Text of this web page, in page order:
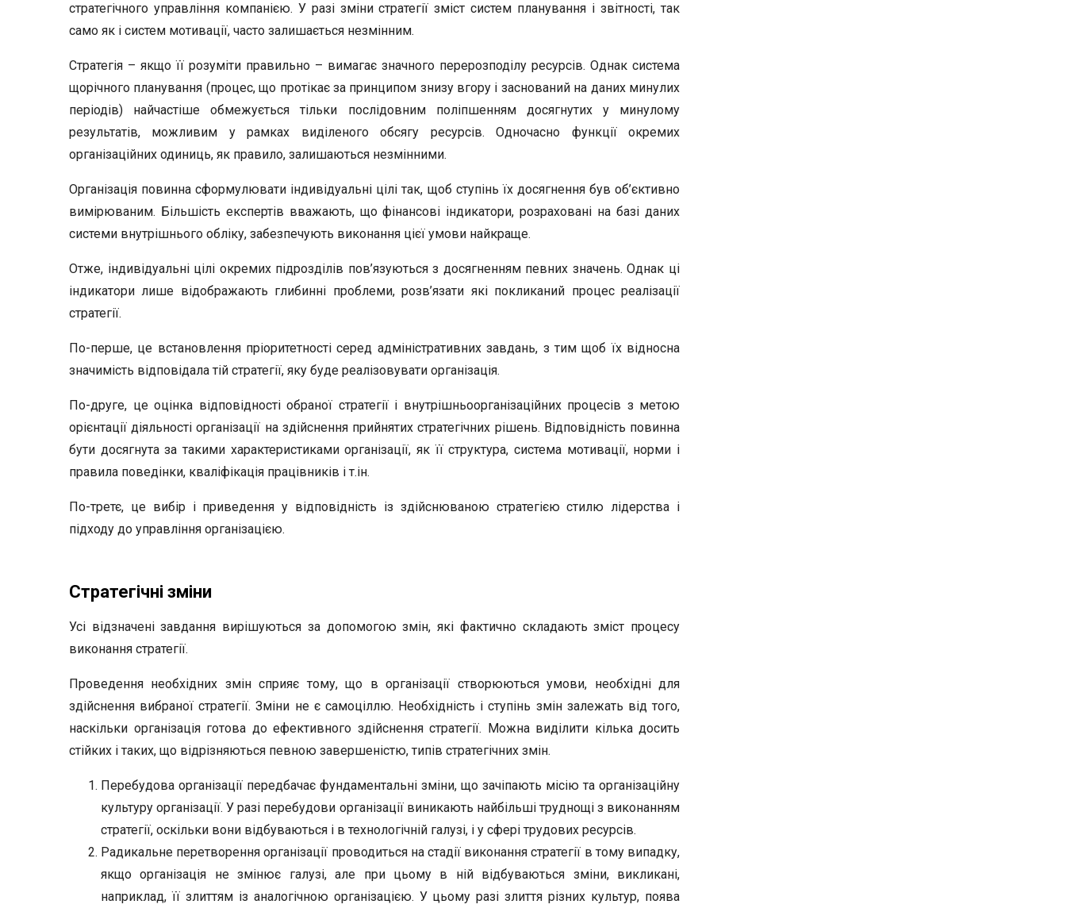
стратегічного управління компанією. У разі зміни стратегії зміст систем планування і звітності, так
само як і систем мотивації, часто залишається незмінним.
Стратегія – якщо її розуміти правильно – вимагає значного перерозподілу ресурсів. Однак система
щорічного планування (процес, що протікає за принципом знизу вгору і заснований на даних минулих
періодів) найчастіше обмежується тільки послідовним поліпшенням досягнутих у минулому
результатів, можливим у рамках виділеного обсягу ресурсів. Одночасно функції окремих
організаційних одиниць, як правило, залишаються незмінними.
Організація повинна сформулювати індивідуальні цілі так, щоб ступінь їх досягнення був об’єктивно
вимірюваним. Більшість експертів вважають, що фінансові індикатори, розраховані на базі даних
системи внутрішнього обліку, забезпечують виконання цієї умови найкраще.
Отже, індивідуальні цілі окремих підрозділів пов’язуються з досягненням певних значень. Однак ці
індикатори лише відображають глибинні проблеми, розв’язати які покликаний процес реалізації
стратегії.
По-перше, це встановлення пріоритетності серед адміністративних завдань, з тим щоб їх відносна
значимість відповідала тій стратегії, яку буде реалізовувати організація.
По-друге, це оцінка відповідності обраної стратегії і внутрішньоорганізаційних процесів з метою
орієнтації діяльності організації на здійснення прийнятих стратегічних рішень. Відповідність повинна
бути досягнута за такими характеристиками організації, як її структура, система мотивації, норми і
правила поведінки, кваліфікація працівників і т.ін.
По-третє, це вибір і приведення у відповідність із здійснюваною стратегією стилю лідерства і
підходу до управління організацією.
Стратегічні зміни
Усі відзначені завдання вирішуються за допомогою змін, які фактично складають зміст процесу
виконання стратегії.
Проведення необхідних змін сприяє тому, що в організації створюються умови, необхідні для
здійснення вибраної стратегії. Зміни не є самоціллю. Необхідність і ступінь змін залежать від того,
наскільки організація готова до ефективного здійснення стратегії. Можна виділити кілька досить
стійких і таких, що відрізняються певною завершеністю, типів стратегічних змін.
Перебудова організації передбачає фундаментальні зміни, що зачіпають місію та організаційну
культуру організації. У разі перебудови організації виникають найбільші труднощі з виконанням
стратегії, оскільки вони відбуваються і в технологічній галузі, і у сфері трудових ресурсів.
Радикальне перетворення організації проводиться на стадії виконання стратегії в тому випадку,
якщо організація не змінює галузі, але при цьому в ній відбуваються зміни, викликані,
наприклад, її злиттям із аналогічною організацією. У цьому разі злиття різних культур, поява